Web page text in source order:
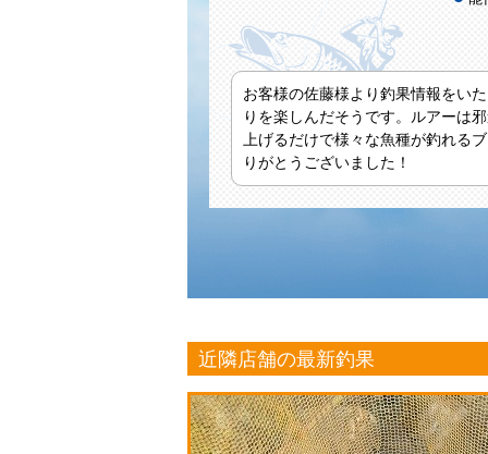
お客様の佐藤様より釣果情報をい
りを楽しんだそうです。ルアーは
上げるだけで様々な魚種が釣れる
りがとうございました！
近隣店舗の最新釣果